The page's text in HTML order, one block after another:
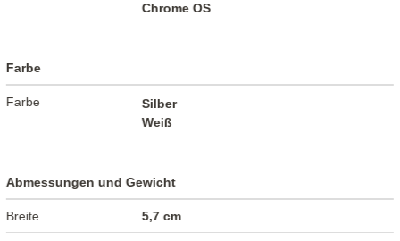
Chrome OS
Farbe
Farbe
Silber
Weiß
Abmessungen und Gewicht
Breite 5,7 cm